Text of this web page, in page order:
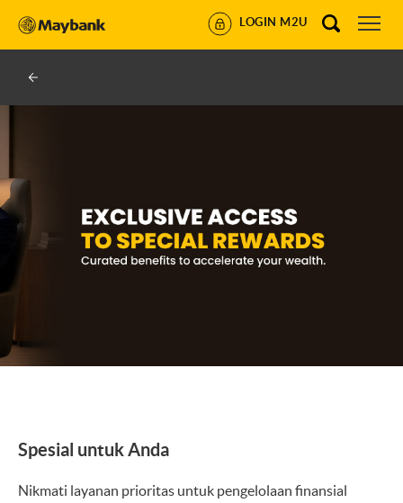
LOGIN M2U
Spesial untuk Anda
Nikmati layanan prioritas untuk pengelolaan finansial